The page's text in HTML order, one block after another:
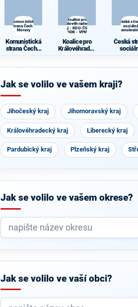
Komunistická
strana Čech a
Moravy
Komunistická
strana Čech a
Koalice pro
Královéhradecký
kraj - KDU-ČSL -
HDK - VPM
Koalice pro
Královéhradec
VPM
Česká
sociálně
Česká
Jak se volilo ve vašem kraji?
Jihočeský kraj Jihomoravský kraj
Královéhradecký kraj Liberecký kraj
Pardubický kraj Plzeňský kraj
Jak se volilo ve vašem okrese?
Jak se volilo ve vaší obci?